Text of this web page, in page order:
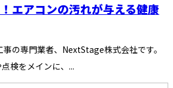
エアコンの汚れが与える健康
の専門業者、NextStage株式会社です。
検をメインに、...